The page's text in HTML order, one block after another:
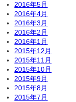
2016年5月
2016年4月
2016年3月
2016年2月
2016年1月
2015年12月
2015年11月
2015年10月
2015年9月
2015年8月
2015年7月